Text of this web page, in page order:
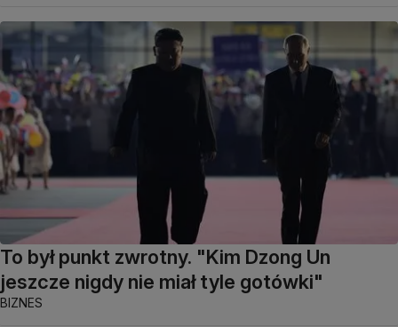
To był punkt zwrotny. "Kim Dzong Un
jeszcze nigdy nie miał tyle gotówki"
BIZNES